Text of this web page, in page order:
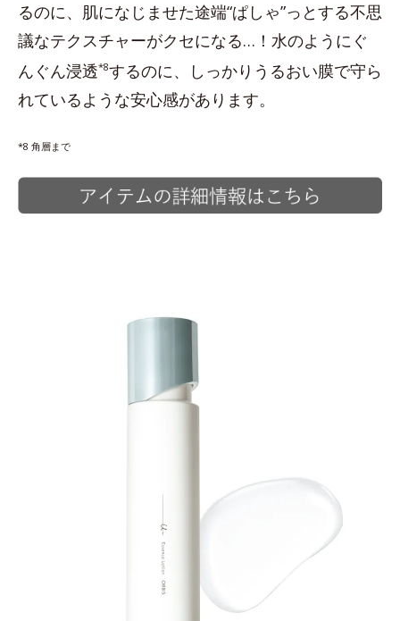
るのに、肌になじませた途端“ぱしゃ”っとする不思
議なテクスチャーがクセになる…！水のようにぐ
んぐん浸透*8するのに、しっかりうるおい膜で守ら
れているような安心感があります。
*8 角層まで